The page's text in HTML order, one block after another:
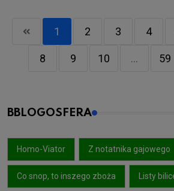
1 2 3 4
8 9 10 ... 59
BBLOGOSFERA
Homo-Viator Z notatnika gajowego
Co snop, to inszego zboża Listy